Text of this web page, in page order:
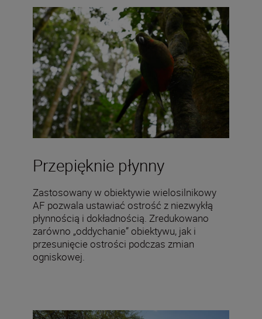
Przepięknie płynny
Zastosowany w obiektywie wielosilnikowy
AF pozwala ustawiać ostrość z niezwykłą
płynnością i dokładnością. Zredukowano
zarówno „oddychanie” obiektywu, jak i
przesunięcie ostrości podczas zmian
ogniskowej.